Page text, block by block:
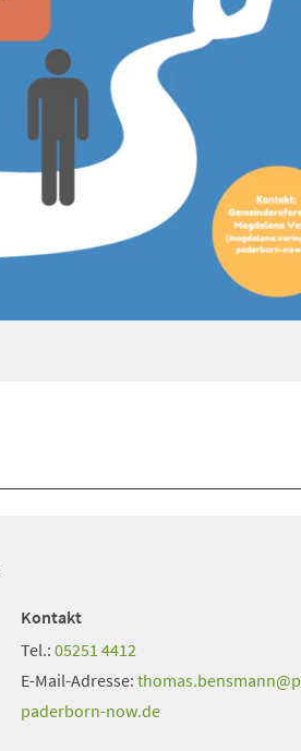
Kontakt
Tel.:05251 4412
E-Mail-Adresse:thomas.bensmann
paderborn-now de